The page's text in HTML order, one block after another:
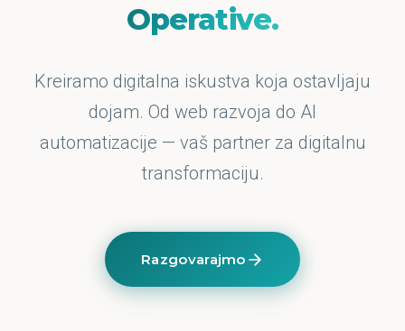
Operative.
Kreiramo digitalna iskustva koja ostavljaju
dojam. Od web razvoja do AI
automatizacije — vaš partner za digitalnu
transformaciju.
Razgovarajmo